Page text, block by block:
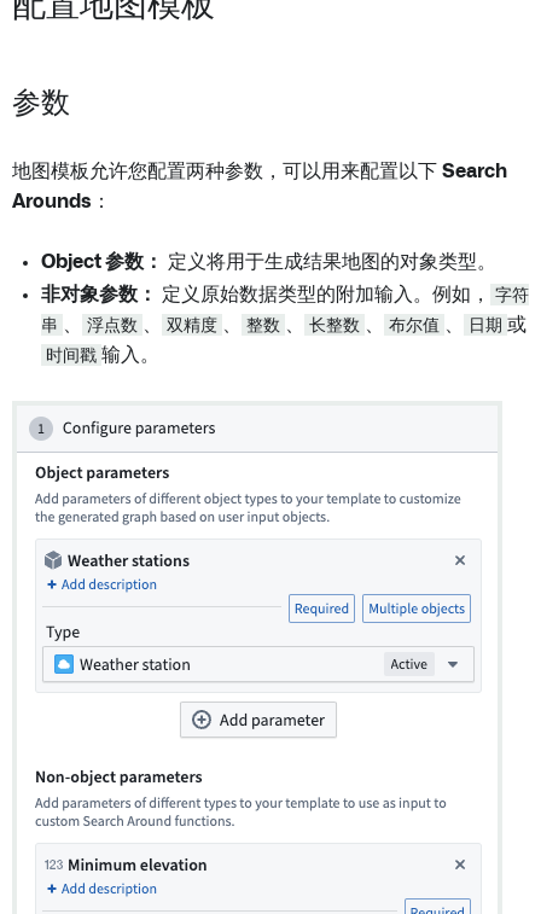
参数
地图模板允许您配置两种参数，可以用来配置以下 Search
Arounds ：
Object 参数：
定义将用于生成结果地图的对象类型。
非对象参数：
定义原始数据类型的附加输入。例如，
字符
串
浮点数 双精度 整数 长整数 布尔值 日期 或
时间戳 输入。